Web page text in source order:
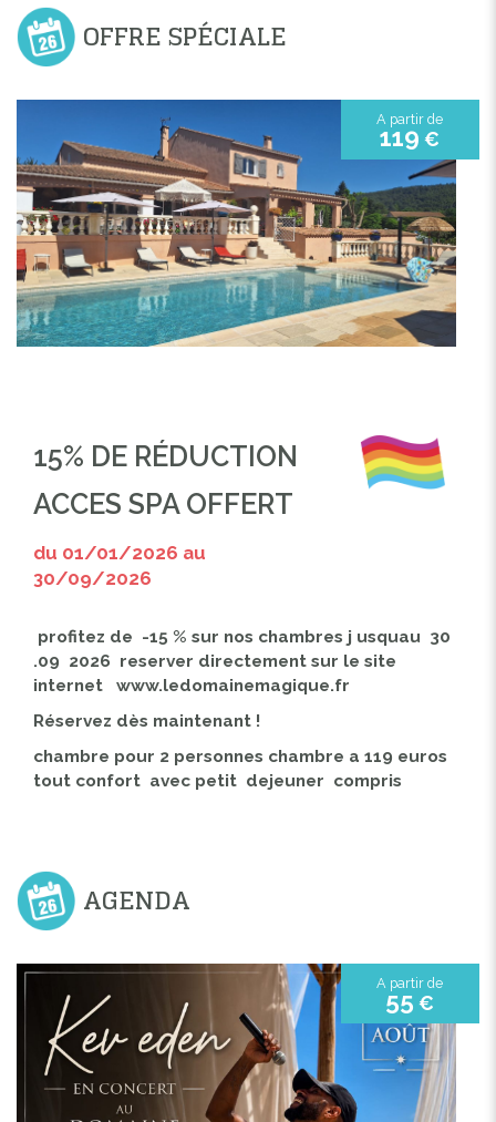
OFFRE SPÉCIALE
A partir de
119 €
15% DE RÉDUCTION
ACCES SPA OFFERT
du 01/01/2026 au
30/09/2026
profitez de -15 % sur nos chambres j usquau 30
.09 2026 reserver directement sur le site
internet www.ledomainemagique.fr
Réservez dès maintenant !
chambre pour 2 personnes chambre a 119 euros
tout confort avec petit dejeuner compris
AGENDA
A partir de
55 €